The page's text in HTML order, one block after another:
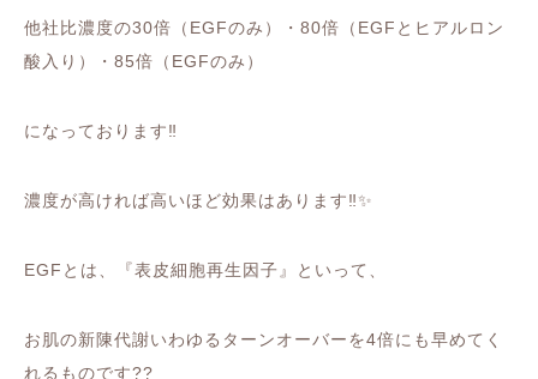
他社比濃度の30倍（ EGFのみ）・ 80倍（ EGF とヒアルロン
酸入り）・ 85倍（ EGFのみ）
になっております‼️
濃度が高ければ高いほど効果はあります‼️✨
EGF とは、『表皮細胞再生因子』といって、
お肌の新陳代謝いわゆるターンオーバーを4倍にも早めてく
れるものです??